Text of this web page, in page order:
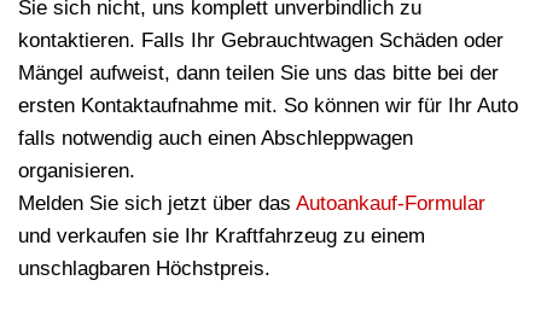
Sie sich nicht, uns komplett unverbindlich zu
kontaktieren. Falls Ihr Gebrauchtwagen Schäden oder
Mängel aufweist, dann teilen Sie uns das bitte bei der
ersten Kontaktaufnahme mit. So können wir für Ihr Auto
falls notwendig auch einen Abschleppwagen
organisieren.
Melden Sie sich jetzt über das Autoankauf-Formular
und verkaufen sie Ihr Kraftfahrzeug zu einem
unschlagbaren Höchstpreis.